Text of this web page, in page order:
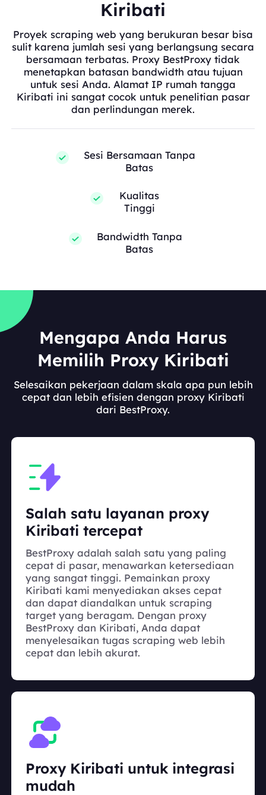
Kiribati
Proyek scraping web yang berukuran besar bisa
sulit karena jumlah sesi yang berlangsung secara
bersamaan terbatas. Proxy BestProxy tidak
menetapkan batasan bandwidth atau tujuan
untuk sesi Anda. Alamat IP rumah tangga
Kiribati ini sangat cocok untuk penelitian pasar
dan perlindungan merek.
Sesi Bersamaan Tanpa
Batas
Kualitas
Tinggi
Bandwidth Tanpa
Batas
Mengapa Anda Harus
Memilih Proxy Kiribati
Selesaikan pekerjaan dalam skala apa pun lebih
cepat dan lebih efisien dengan proxy Kiribati
dari BestProxy.
Salah satu layanan proxy
Kiribati tercepat
BestProxy adalah salah satu yang paling
cepat di pasar, menawarkan ketersediaan
yang sangat tinggi. Pemainkan proxy
Kiribati kami menyediakan akses cepat
dan dapat diandalkan untuk scraping
target yang beragam. Dengan proxy
BestProxy dan Kiribati, Anda dapat
menyelesaikan tugas scraping web lebih
cepat dan lebih akurat.
Proxy Kiribati untuk integrasi
mudah